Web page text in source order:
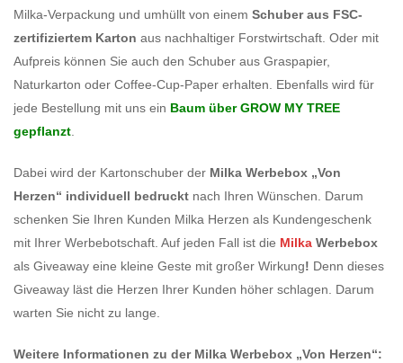
Milka-Verpackung und umhüllt von einem Schuber aus FSC-
zertifiziertem Karton aus nachhaltiger Forstwirtschaft. Oder mit
Aufpreis können Sie auch den Schuber aus Graspapier,
Naturkarton oder Coffee-Cup-Paper erhalten. Ebenfalls wird für
jede Bestellung mit uns ein Baum über GROW MY TREE
gepflanzt.
Dabei wird der Kartonschuber der Milka Werbebox „Von
Herzen“ individuell bedruckt nach Ihren Wünschen. Darum
schenken Sie Ihren Kunden Milka Herzen als Kundengeschenk
mit Ihrer Werbebotschaft. Auf jeden Fall ist die Milka Werbebox
als Giveaway eine kleine Geste mit großer Wirkung! Denn dieses
Giveaway läst die Herzen Ihrer Kunden höher schlagen. Darum
warten Sie nicht zu lange.
Weitere Informationen zu der Milka Werbebox „Von Herzen“: